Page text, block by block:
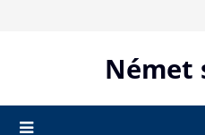
Német